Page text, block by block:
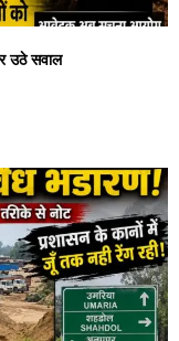
उठे सवाल